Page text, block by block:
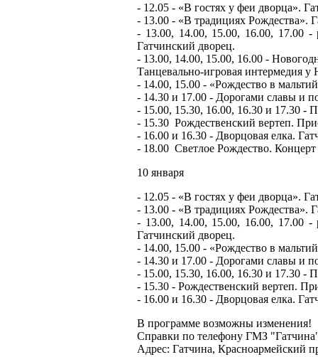
- 12.05 - «В гостях у феи дворца».
- 13.00 - «В традициях Рождества».
- 13.00, 14.00, 15.00, 16.00, 17.00 -
Гатчинский дворец.
- 13.00, 14.00, 15.00, 16.00 -
Танцевально-игровая интермедия
- 14.00, 15.00 - «Рождество в
- 14.30 и 17.00 - Дорогами славы и
- 15.00, 15.30, 16.00, 16.30 и 17.30 -
- 15.30 Рождественский вертеп.
- 16.00 и 16.30 - Дворцовая елка.
- 18.00 Светлое Рождество.
10 января
- 12.05 - «В гостях у феи дворца».
- 13.00 - «В традициях Рождества».
- 13.00, 14.00, 15.00, 16.00, 17.00 -
Гатчинский дворец.
- 14.00, 15.00 - «Рождество в
- 14.30 и 17.00 - Дорогами славы и
- 15.00, 15.30, 16.00, 16.30 и 17.30 -
- 15.30 - Рождественский вертеп.
- 16.00 и 16.30 - Дворцовая елка.
В программе возможны изменения!
Справки по телефону ГМЗ
Адрес: Гатчина, Красноармейский